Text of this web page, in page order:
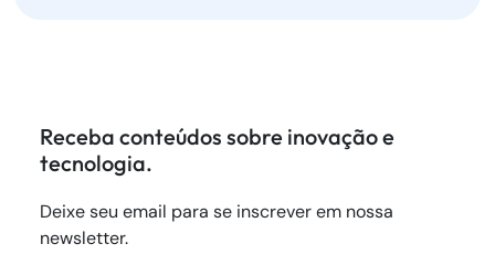
Receba conteúdos sobre inovação e
tecnologia.
Deixe seu email para se inscrever em nossa
newsletter.